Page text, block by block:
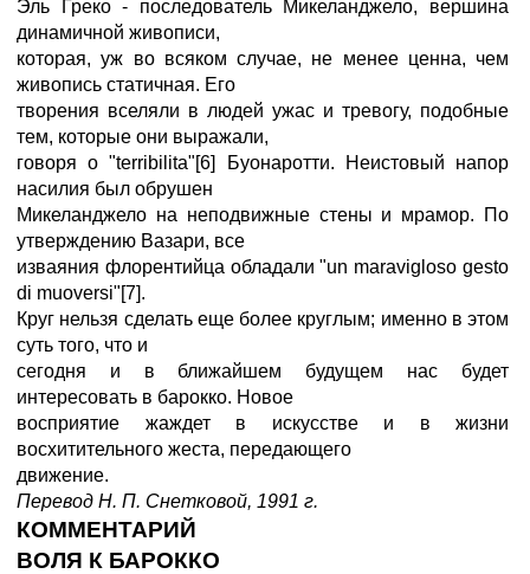
Эль Греко - последователь Микеланджело, вершина
динамичной живописи,
которая, уж во всяком случае, не менее ценна, чем
живопись статичная. Его
творения вселяли в людей ужас и тревогу, подобные
тем, которые они выражали,
говоря о "terribilita"[6] Буонаротти. Неистовый напор
насилия был обрушен
Микеланджело на неподвижные стены и мрамор. По
утверждению Вазари, все
изваяния флорентийца обладали "un maravigloso gesto
di muoversi"[7].
Круг нельзя сделать еще более круглым; именно в этом
суть того, что и
сегодня и в ближайшем будущем нас будет
интересовать в барокко. Новое
восприятие жаждет в искусстве и в жизни
восхитительного жеста, передающего
движение.
Перевод Н. П. Снетковой, 1991 г.
КОММЕНТАРИЙ
ВОЛЯ К БАРОККО